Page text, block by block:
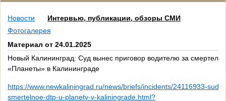
Новости
Интервью, публикации, обзоры СМИ
Фотогалерея
Материал от 24.01.2025
Новый Калининград: Суд вынес приговор водителю за
«Планеты» в Калининграде
https://www.newkaliningrad.ru/news/briefs/incidents/24116933-sud-
smertelnoe-dtp-u-planety-v-kaliningrade.html?